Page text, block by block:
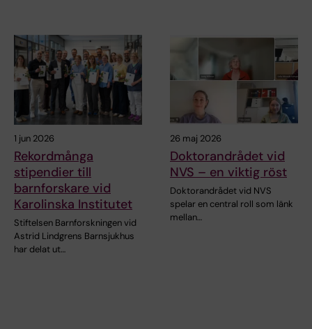
1 jun 2026
Rekordmånga
stipendier till
barnforskare vid
Karolinska Institutet
Stiftelsen Barnforskningen vid
Astrid Lindgrens Barnsjukhus
har delat ut…
26 maj 2026
Doktorandrådet vid
NVS – en viktig röst
Doktorandrådet vid NVS
spelar en central roll som länk
mellan…